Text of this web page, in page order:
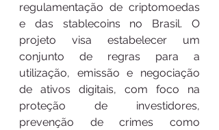
regulamentação de criptomoedas
e das stablecoins no Brasil. O
projeto visa estabelecer um
conjunto de regras para a
utilização, emissão e negociação
de ativos digitais, com foco na
proteção de investidores,
prevenção de crimes como